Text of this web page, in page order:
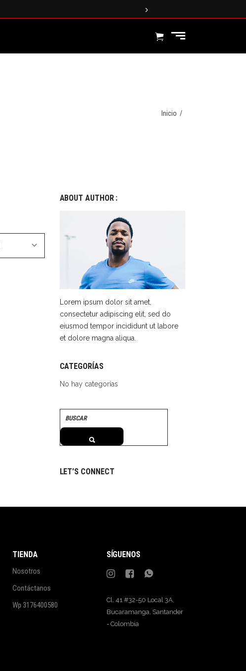
›
Inicio /
ABOUT AUTHOR :
Lorem ipsum dolor sit amet,
consectetur adipiscing elit, sed do
eiusmod tempor incididunt ut labore
et dolore magna aliqua.
CATEGORÍAS
No hay categorías
Search
for:
LET’S CONNECT
TIENDA
Nosotros
Contáctanos
Wp 3176400580
SÍGUENOS
Cl. 41 #32-50 Local 3A,
Bucaramanga, Santander
- Colombia